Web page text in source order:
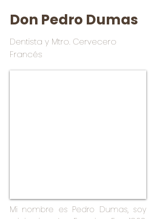
Don Pedro Dumas
Dentista y Mtro. Cervecero
Francés
Mi nombre es Pedro Dumas, soy